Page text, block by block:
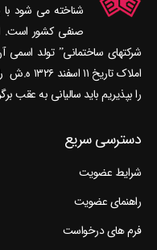
صنفی کشور است.
را بپذیریم باید سالیانی به عقب
دسترسی سریع
شرایط عضویت
راهنمای عضویت
فرم های درخواست